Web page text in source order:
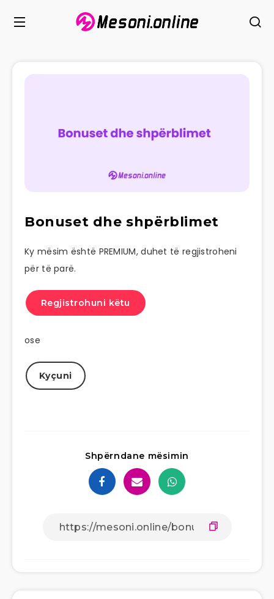
Bonuset dhe shpërblimet
Ky mësim është PREMIUM, duhet të regjistroheni
për të parë.
Regjistrohuni këtu
ose
Kyçuni
Shpërndane mësimin